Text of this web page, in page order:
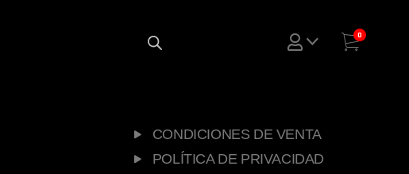
0
CONDICIONES DE VENTA
POLÍTICA DE PRIVACIDAD